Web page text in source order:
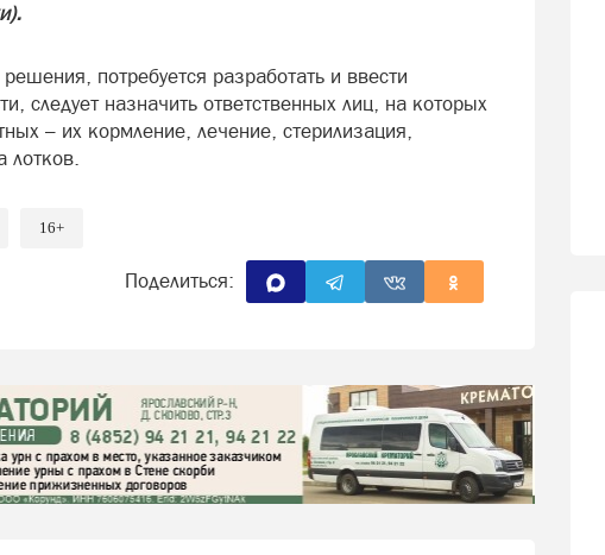
потребуется разработать и ввести
следует назначить ответственных лиц, на которых
– их кормление, лечение, стерилизация,
лотков.
16+
Поделиться: